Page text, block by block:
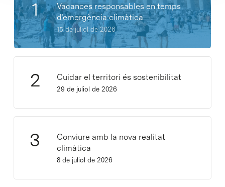
Vacances responsables en temps
d’emergència climàtica
15 de juliol de 2026
Cuidar el territori és sostenibilitat
29 de juliol de 2026
Conviure amb la nova realitat
climàtica
8 de juliol de 2026